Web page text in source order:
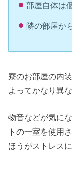
部屋自体は
隣の部屋か
寮のお部屋の内
よってかなり異
物音などが気に
トの一室を使用
ほうがストレス